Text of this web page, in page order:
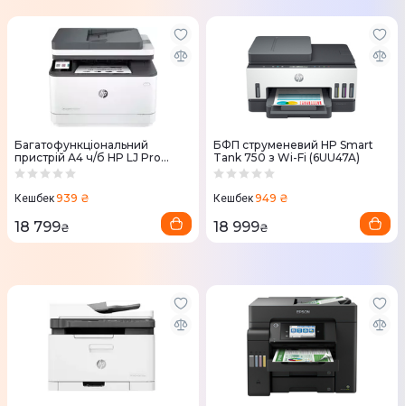
Багатофункціональний
пристрій А4 ч/б HP LJ Pro
3103fdn (3G631A)
Кешбек939 ₴
18 799₴
БФП струменевий HP Smart
Tank 750 з Wi-Fi (6UU47A)
Кешбек949 ₴
18 999₴